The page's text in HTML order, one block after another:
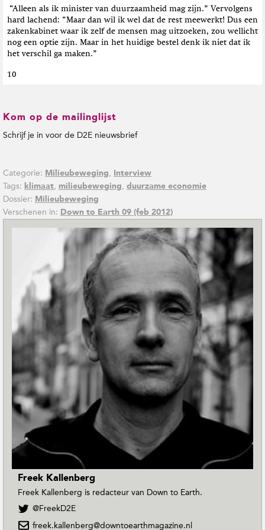
“Alleen als ik minister van duurzaamheid mag zijn.” Vervolgens
hard lachend: “Maar dan wil ik wel dat de rest meewerkt! Dus een
zakenkabinet waar ik zelf de mensen mag uitzoeken, zou wellicht
nog een optie zijn. Maar in het huidige bestel denk ik niet dat ik
het verschil ga maken.”
10
Kom op de mailinglijst
Schrijf je in voor de D2E nieuwsbrief
Categorie: Milieubeweging, Interview
Tags: klimaat, milieubeweging, duurzame economie
Dossier: Milieubeweging
Verschenen in: Down to Earth 09 (feb 2012)
Freek Kallenberg
Freek Kallenberg is redacteur van Down to Earth.
V
@FreekD2E
freek.kallenberg@downtoearthmagazine.nl